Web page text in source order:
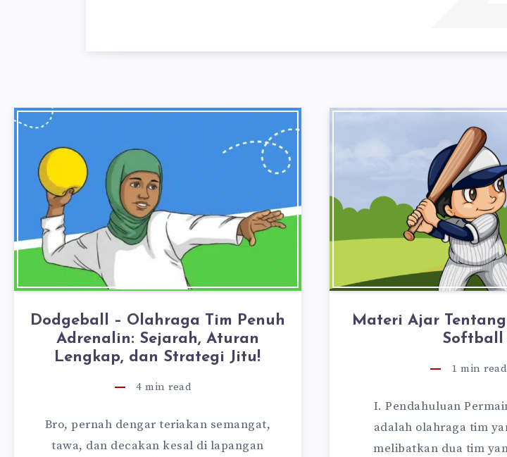
Dodgeball – Olahraga Tim Penuh
Adrenalin: Sejarah, Aturan
Lengkap, dan Strategi Jitu!
4 min read
Bro, pernah dengar teriakan semangat,
tawa, dan decakan kesal di lapangan
Materi Ajar
Softball
1 min read
I. Pendahuluan
adalah olahraga tim
melibatkan dua tim